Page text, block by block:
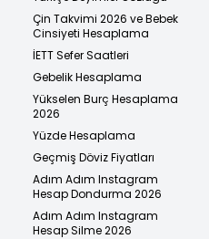
Çin Takvimi 2026 ve Bebek
Cinsiyeti Hesaplama
İETT Sefer Saatleri
Gebelik Hesaplama
Yükselen Burç Hesaplama
2026
Yüzde Hesaplama
Geçmiş Döviz Fiyatları
Adım Adım Instagram
Hesap Dondurma 2026
Adım Adım Instagram
Hesap Silme 2026